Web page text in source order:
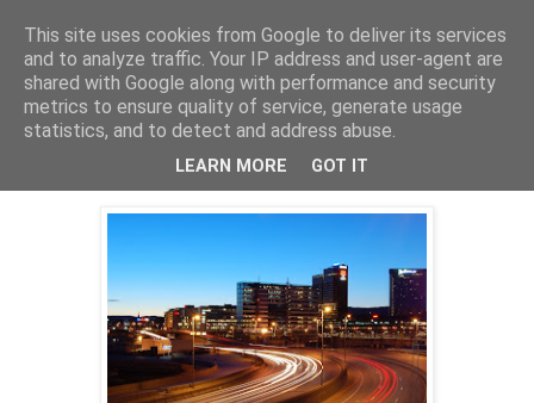
Arkitektur & Miljøteknologi
16 oktober 2015
Bilfritt i Oslo sentrum innen 2019
This site uses cookies from Google to deliver its services
and to analyze traffic. Your IP address and user-agent are
shared with Google along with performance and security
metrics to ensure quality of service, generate usage
statistics, and to detect and address abuse.
LEARN MORE GOT IT